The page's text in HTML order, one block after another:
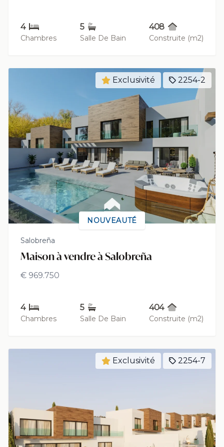
4
Chambres
5
Salle De Bain
408
Construite (m2)
Exclusivité 2254-2
NOUVEAUTÉ
Salobreña
Maison à vendre à Salobreña
€ 969.750
4
Chambres
5
Salle De Bain
404
Construite (m2)
Exclusivité 2254-7